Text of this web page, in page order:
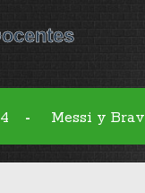
- Messi y